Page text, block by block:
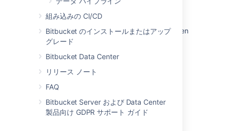
組み込みの CI/CD
Bitbucket のインストールまたはアップ
グレード
Bitbucket Data Center
リリース ノート
FAQ
Bitbucket Server および Data Center
製品向け GDPR サポート ガイド
Decline a pull request
How to decline a pull request from a fork when
the upstream repository is deleted?
Decline pull request
Decline pull request
Decline pull request